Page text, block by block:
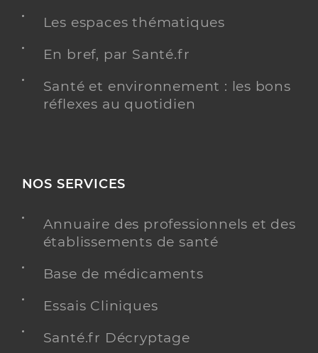
Les espaces thématiques
En bref, par Santé.fr
Santé et environnement : les bons
réflexes au quotidien
NOS SERVICES
Annuaire des professionnels et des
établissements de santé
Base de médicaments
Essais Cliniques
Santé.fr Décryptage